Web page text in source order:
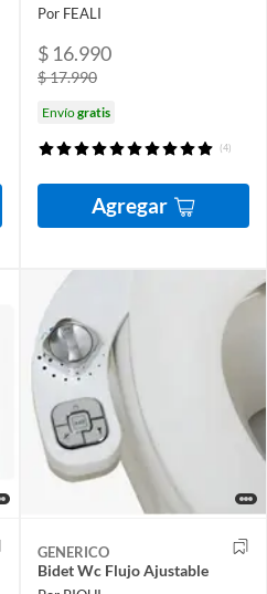
Por FEALI
$ 16.990
$ 17.990
Envíogratis
(4)
Agregar
GENERICO
Bidet Wc Flujo Ajustable